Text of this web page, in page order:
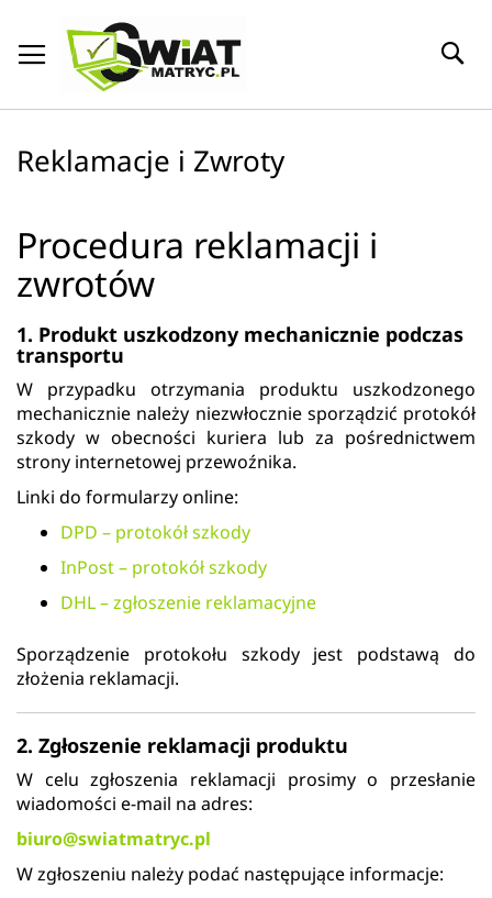
treści
Reklamacje i Zwroty
Procedura reklamacji i
zwrotów
1. Produkt uszkodzony mechanicznie podczas
transportu
W przypadku otrzymania produktu uszkodzonego
mechanicznie należy niezwłocznie sporządzić protokół
szkody w obecności kuriera lub za pośrednictwem
strony internetowej przewoźnika.
Linki do formularzy online:
DPD – protokół szkody
InPost – protokół szkody
DHL – zgłoszenie reklamacyjne
Sporządzenie protokołu szkody jest podstawą do
złożenia reklamacji.
2. Zgłoszenie reklamacji produktu
W celu zgłoszenia reklamacji prosimy o przesłanie
wiadomości e-mail na adres:
biuro@swiatmatryc.pl
W zgłoszeniu należy podać następujące informacje: